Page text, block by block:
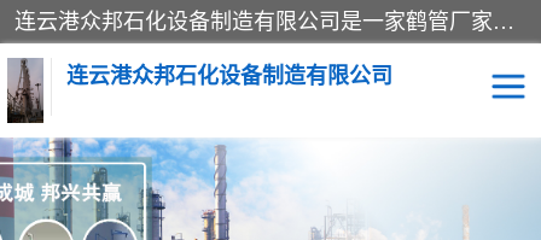
连云港众邦石化设备制造有限公司是一家鹤管厂家主营：鹤管、装车鹤管等，是致力于石油、石化等流体装卸设备(主要产品如鹤管、输油臂、脱缆钩等)的咨询、设计、制造、检测、安装指导、系统调试、维修维护等业务的公司。
连云港众邦石化设备制造有限公司
鹤管 顶部装卸鹤管